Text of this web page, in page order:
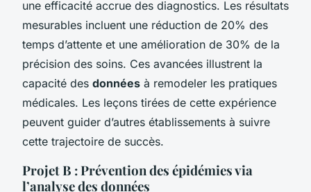
une efficacité accrue des diagnostics. Les résultats
mesurables incluent une réduction de 20% des
temps d’attente et une amélioration de 30% de la
précision des soins. Ces avancées illustrent la
capacité des données à remodeler les pratiques
médicales. Les leçons tirées de cette expérience
peuvent guider d’autres établissements à suivre
cette trajectoire de succès.
Projet B : Prévention des épidémies via
l’analyse des données